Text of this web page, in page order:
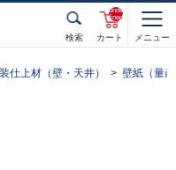
検索 カート
unde
fined
メニュー
仕上材（壁・天井） 壁紙（量